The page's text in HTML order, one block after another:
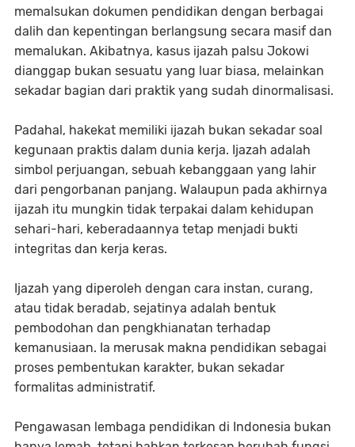
memalsukan dokumen pendidikan dengan berbagai
dalih dan kepentingan berlangsung secara masif dan
memalukan. Akibatnya, kasus ijazah palsu Jokowi
dianggap bukan sesuatu yang luar biasa, melainkan
sekadar bagian dari praktik yang sudah dinormalisasi.
Padahal, hakekat memiliki ijazah bukan sekadar soal
kegunaan praktis dalam dunia kerja. Ijazah adalah
simbol perjuangan, sebuah kebanggaan yang lahir
dari pengorbanan panjang. Walaupun pada akhirnya
ijazah itu mungkin tidak terpakai dalam kehidupan
sehari-hari, keberadaannya tetap menjadi bukti
integritas dan kerja keras.
Ijazah yang diperoleh dengan cara instan, curang,
atau tidak beradab, sejatinya adalah bentuk
pembodohan dan pengkhianatan terhadap
kemanusiaan. Ia merusak makna pendidikan sebagai
proses pembentukan karakter, bukan sekadar
formalitas administratif.
Pengawasan lembaga pendidikan di Indonesia bukan